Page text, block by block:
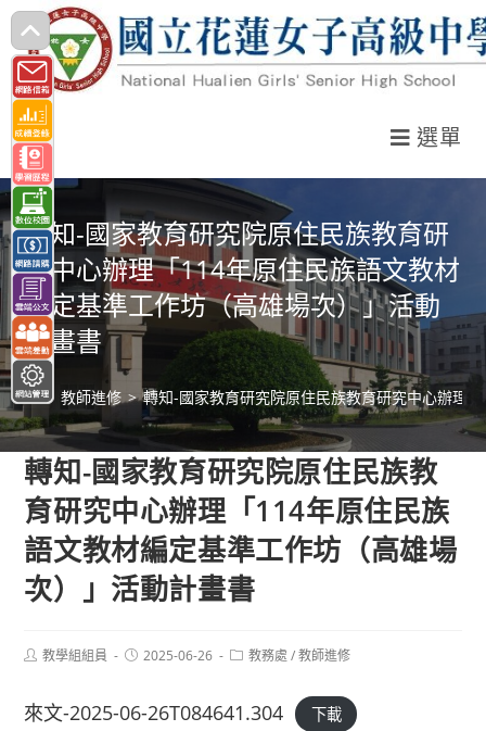
跳
轉
至
主
要
內
容
選單
轉知-國家教育研究院原住民族教育研
究中心辦理「114年原住民族語文教材
編定基準工作坊（高雄場次）」活動
計畫書
> 教師進修 > 轉知-國家教育研究院原住民族教育研究中心辦理
轉知-國家教育研究院原住民族教
育研究中心辦理「114年原住民族
語文教材編定基準工作坊（高雄場
次）」活動計畫書
Post教學組組員
Post2025-06-26
Post教務處 / 教師進修
來文-2025-06-26T084641.304 下載